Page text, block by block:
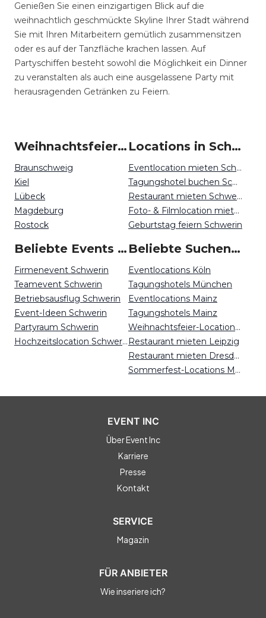
Genießen Sie einen einzigartigen Blick auf die
weihnachtlich geschmückte Skyline Ihrer Stadt während
Sie mit Ihren Mitarbeitern gemütlich zusammensitzen
oder es auf der Tanzfläche krachen lassen. Auf
Partyschiffen besteht sowohl die Möglichkeit ein Dinner
zu veranstalten als auch eine ausgelassene Party mit
herausragenden Getränken zu Feiern.
Weihnachtsfeiern um Schwerin
Braunschweig
Kiel
Lübeck
Magdeburg
Rostock
Locations in Schwerin mieten
Eventlocation mieten Schwerin
Tagungshotel buchen Schwerin
Restaurant mieten Schwerin
Foto- & Filmlocation mieten Schwerin
Geburtstag feiern Schwerin
Beliebte Events in Schwerin
Firmenevent Schwerin
Teamevent Schwerin
Betriebsausflug Schwerin
Event-Ideen Schwerin
Partyraum Schwerin
Hochzeitslocation Schwerin
Beliebte Suchen auf Event Inc
Eventlocations Köln
Tagungshotels München
Eventlocations Mainz
Tagungshotels Mainz
Weihnachtsfeier-Locations Kiel
Restaurant mieten Leipzig
Restaurant mieten Dresden
Sommerfest-Locations Münster
EVENT INC
Über Event Inc
Karriere
Presse
Kontakt
SERVICE
Magazin
FÜR ANBIETER
Wie inseriere ich?